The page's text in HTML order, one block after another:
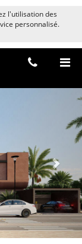
l'utilisation des
personnalisé.